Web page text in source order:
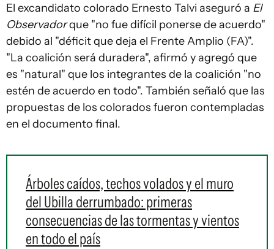
El excandidato colorado Ernesto Talvi aseguró a El
Observadorque "no fue difícil ponerse de acuerdo"
debido al "déficit que deja el Frente Amplio (FA)".
"La coalición será duradera", afirmó y agregó que
es "natural" que los integrantes de la coalición "no
estén de acuerdo en todo". También señaló que las
propuestas de los colorados fueron contempladas
en el documento final.
Árboles caídos, techos volados y el muro
del Ubilla derrumbado: primeras
consecuencias de las tormentas y vientos
en todo el país